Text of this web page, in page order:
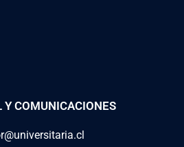
Y COMUNICACIONES